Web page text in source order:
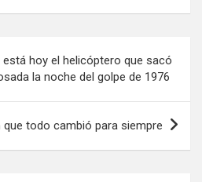
está hoy el helicóptero que sacó
la noche del golpe de 1976
que todo cambió para siempre